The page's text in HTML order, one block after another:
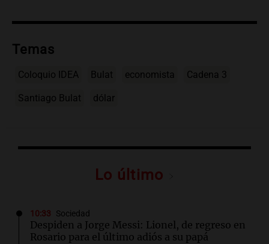
Temas
Coloquio IDEA Bulat economista Cadena 3
Santiago Bulat dólar
Lo último
10:33 Sociedad
Despiden a Jorge Messi: Lionel, de regreso en
Rosario para el último adiós a su papá